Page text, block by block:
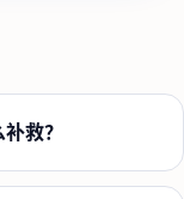
救？